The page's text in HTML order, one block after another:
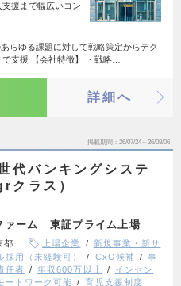
援まで幅広いコン
らゆる課題に対して戦略策定からテク
支援 【会社特徴】 ・戦略…
詳細へ
掲載期間 26/07/24～26/08/06
代バンキングシステ
クラス）
ァーム 東証プライム上場
都 上場企業
新規事業・新サ
採用（未経験可） CxO候補
事
任者 年収600万以上
インセン
ートワーク可能 育児支援制度